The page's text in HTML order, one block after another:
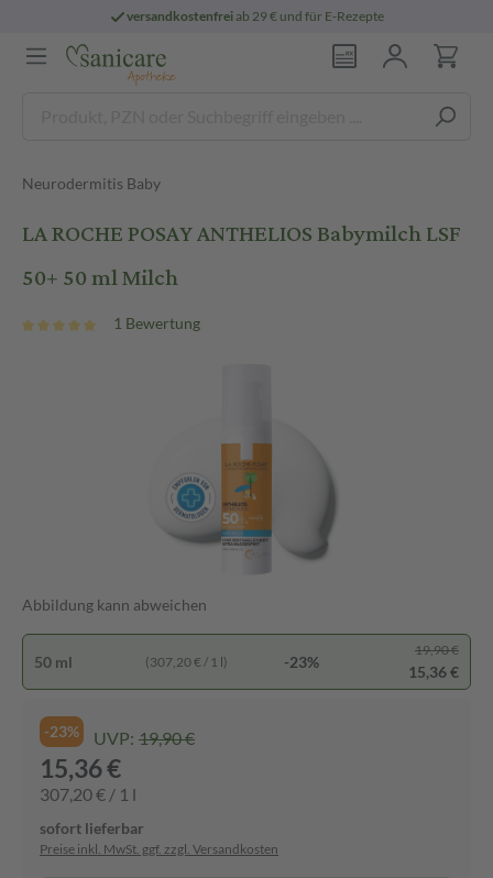
versandkostenfreiab 29 € und für E-Rezepte
Neurodermitis Baby
LA ROCHE POSAY ANTHELIOS Babymilch LSF
50+ 50 ml Milch
1 Bewertung
Abbildung kann abweichen
50 ml (307,20 € / 1 l) -23%
19,90 €
15,36 €
-23% UVP: 19,90 €
15,36 €
307,20 € / 1 l
sofort lieferbar
Preise inkl. MwSt. ggf. zzgl. Versandkosten